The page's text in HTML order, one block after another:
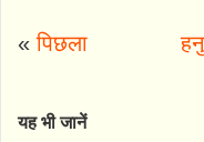
«पिछला
यह भी जानें